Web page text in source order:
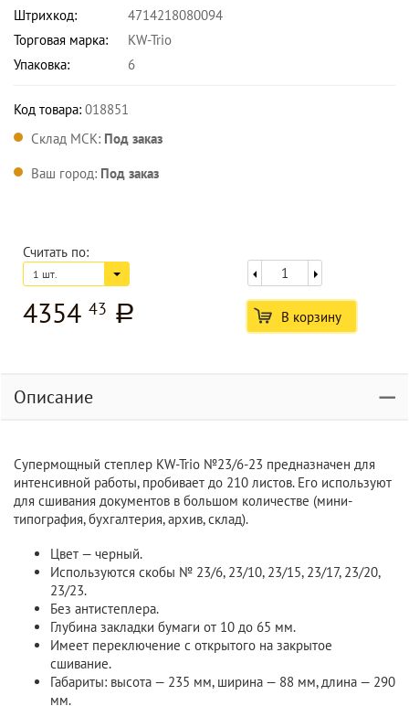
Штрихкод:
4714218080094
Торговая марка:
KW-Trio
Упаковка:
6
Код товара: 018851
Склад МСК: Под заказ
Ваш город: Под заказ
Считать по:
1 шт.
4354 43 a В корзину
Описание
Супермощный степлер KW-Trio №23/6-23 предназначен для
интенсивной работы, пробивает до 210 листов. Его используют
для сшивания документов в большом количестве (мини-
типография, бухгалтерия, архив, склад).
Цвет — черный.
Используются скобы № 23/6, 23/10, 23/15, 23/17, 23/20,
23/23.
Без антистеплера.
Глубина закладки бумаги от 10 до 65 мм.
Имеет переключение с открытого на закрытое
сшивание.
Габариты: высота — 235 мм, ширина — 88 мм, длина — 290
мм.